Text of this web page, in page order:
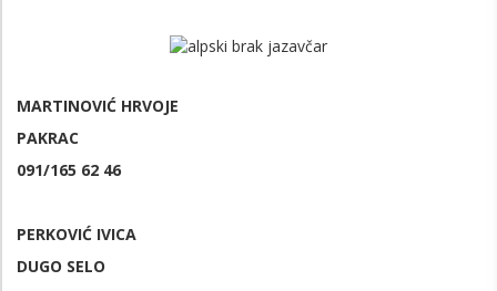
MARTINOVIĆ HRVOJE
PAKRAC
091/165 62 46
PERKOVIĆ IVICA
DUGO SELO